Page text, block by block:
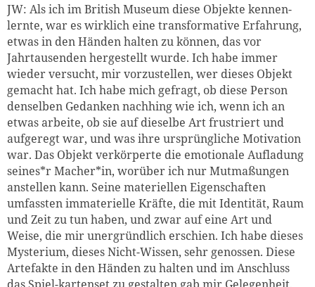
JW: Als ich im British Museum diese Objekte kennen-
lernte, war es wirklich eine transformative Erfahrung,
etwas in den Händen halten zu können, das vor
Jahrtausenden hergestellt wurde. Ich habe immer
wieder versucht, mir vorzustellen, wer dieses Objekt
gemacht hat. Ich habe mich gefragt, ob diese Person
denselben Gedanken nachhing wie ich, wenn ich an
etwas arbeite, ob sie auf dieselbe Art frustriert und
aufgeregt war, und was ihre ursprüngliche Motivation
war. Das Objekt verkörperte die emotionale Aufladung
seines*r Macher*in, worüber ich nur Mutmaßungen
anstellen kann. Seine materiellen Eigenschaften
umfassten immaterielle Kräfte, die mit Identität, Raum
und Zeit zu tun haben, und zwar auf eine Art und
Weise, die mir unergründlich erschien. Ich habe dieses
Mysterium, dieses Nicht-Wissen, sehr genossen. Diese
Artefakte in den Händen zu halten und im Anschluss